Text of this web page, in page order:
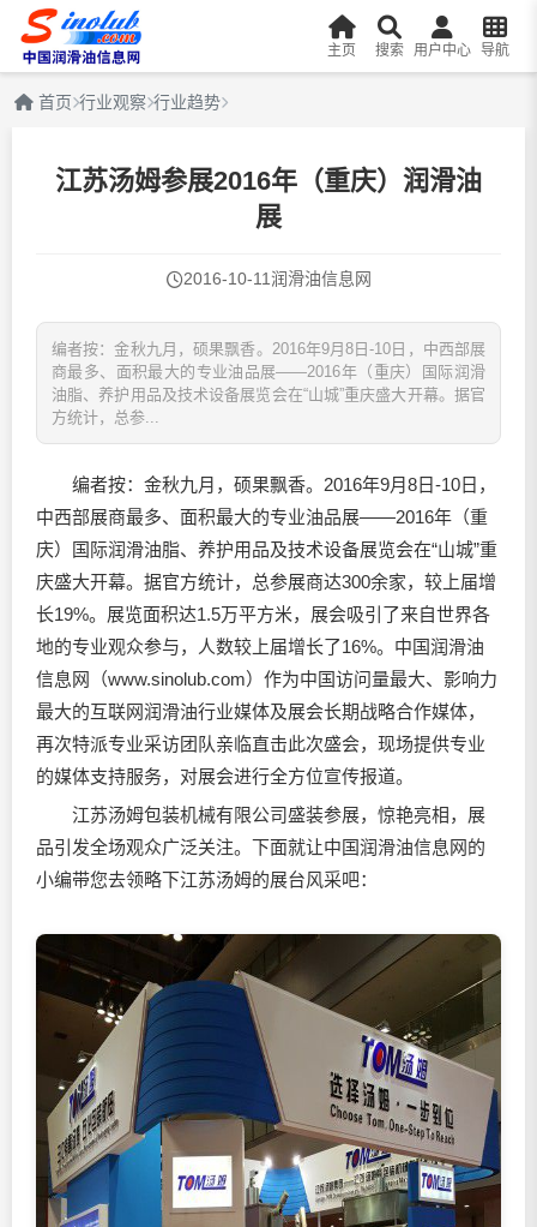
主页 搜索 用户中心 导航
首页 行业观察 行业趋势
江苏汤姆参展2016年（重庆）润滑油
展
2016-10-11润滑油信息网
编者按：金秋九月，硕果飘香。2016年9月8日-10日，中西部展
商最多、面积最大的专业油品展——2016年（重庆）国际润滑
油脂、养护用品及技术设备展览会在“山城”重庆盛大开幕。据官
方统计，总参...
编者按：金秋九月，硕果飘香。2016年9月8日-10日，
中西部展商最多、面积最大的专业油品展——2016年（重
庆）国际润滑油脂、养护用品及技术设备展览会在“山城”重
庆盛大开幕。据官方统计，总参展商达300余家，较上届增
长19%。展览面积达1.5万平方米，展会吸引了来自世界各
地的专业观众参与，人数较上届增长了16%。中国润滑油
信息网（www.sinolub.com）作为中国访问量最大、影响力
最大的互联网润滑油行业媒体及展会长期战略合作媒体，
再次特派专业采访团队亲临直击此次盛会，现场提供专业
的媒体支持服务，对展会进行全方位宣传报道。
江苏汤姆包装机械有限公司盛装参展，惊艳亮相，展
品引发全场观众广泛关注。下面就让中国润滑油信息网的
小编带您去领略下江苏汤姆的展台风采吧：